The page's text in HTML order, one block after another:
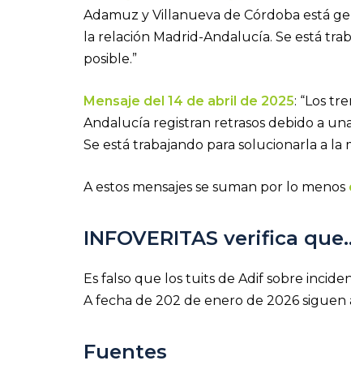
Adamuz y Villanueva de Córdoba está
la relación Madrid-Andalucía. Se está
posible.”
Mensaje del 14 de abril de 2025: “Los
Andalucía registran retrasos debido a
Se está trabajando para solucionarla a la
A estos mensajes se suman por lo menos
INFOVERITAS verifica
Es falso que los tuits de Adif sobre
A fecha de 202 de enero de 2026 siguen
Fuentes